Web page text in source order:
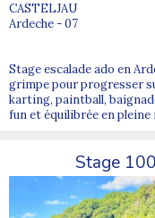
CASTELJAU
Ardeche - 07
Stage escalade ado en
grimpe pour progresser
karting, paintball,
fun et équilibrée en pleine
Stage